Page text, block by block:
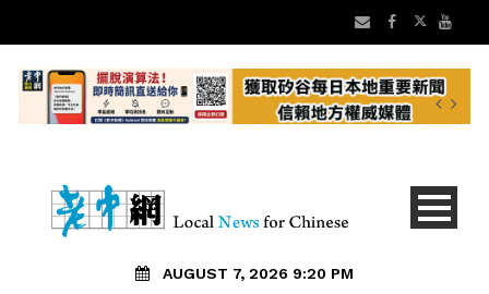
AUGUST 7, 2026 9:20 PM